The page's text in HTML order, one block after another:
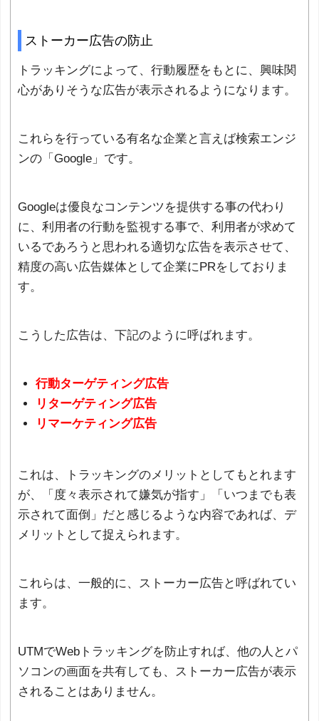
ストーカー広告の防止
トラッキングによって、行動履歴をもとに、興味関
心がありそうな広告が表示されるようになります。
これらを行っている有名な企業と言えば検索エンジ
ンの「Google」です。
Googleは優良なコンテンツを提供する事の代わり
に、利用者の行動を監視する事で、利用者が求めて
いるであろうと思われる適切な広告を表示させて、
精度の高い広告媒体として企業にPRをしておりま
す。
こうした広告は、下記のように呼ばれます。
行動ターゲティング広告
リターゲティング広告
リマーケティング広告
これは、トラッキングのメリットとしてもとれます
が、「度々表示されて嫌気が指す」「いつまでも表
示されて面倒」だと感じるような内容であれば、デ
メリットとして捉えられます。
これらは、一般的に、ストーカー広告と呼ばれてい
ます。
UTMでWebトラッキングを防止すれば、他の人とパ
ソコンの画面を共有しても、ストーカー広告が表示
されることはありません。